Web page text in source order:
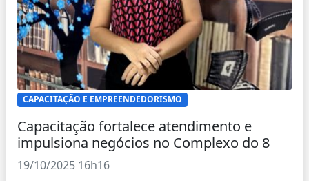
CAPACITAÇÃO E EMPREENDEDORISMO
Capacitação fortalece atendimento e
impulsiona negócios no Complexo do 8
19/10/2025 16h16